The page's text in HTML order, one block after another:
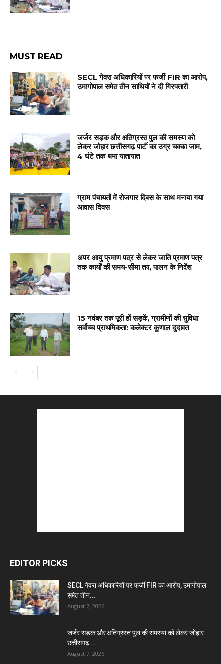
MUST READ
SECL गेवरा अधिकारियों पर फर्जी FIR का आरोप,
उमागोपाल समेत तीन साथियों ने दी गिरफ्तारी
जर्जर सड़क और क्षतिग्रस्त पुल की समस्या को
लेकर जोहार छत्तीसगढ़ पार्टी का उग्र चक्का जाम,
4 घंटे तक थमा यातायात
ग्राम पंचायतों में रोजगार दिवस के साथ मनाया गया
आवास दिवस
अपर आयु प्रमाण पत्र से लेकर जाति प्रमाण पत्र
तक कार्यों की समय-सीमा तय, पालन के निर्देश
15 नवंबर तक पूरी हों सड़कें, ग्रामीणों की सुविधा
सर्वोच्च प्राथमिकता: कलेक्टर कुणाल दुदावत
EDITOR PICKS
SECL गेवरा अधिकारियों पर फर्जी FIR का आरोप, उमागोपाल
समेत तीन...
August 7, 2026
जर्जर सड़क और क्षतिग्रस्त पुल की समस्या को लेकर जोहार
छत्तीसगढ़...
August 7, 2026